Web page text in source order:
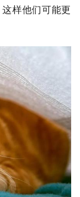
样他们可能更